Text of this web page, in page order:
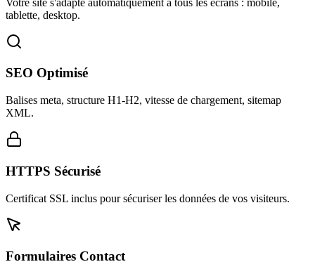
tablette, desktop.
SEO Optimisé
Balises meta, structure H1-H2, vitesse de chargement, sitemap
XML.
HTTPS Sécurisé
Certificat SSL inclus pour sécuriser les données de vos visiteurs.
Formulaires Contact